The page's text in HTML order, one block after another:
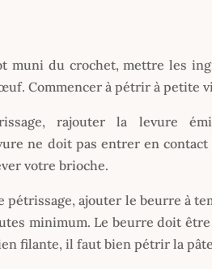
muni du crochet, mettre les
Commencer à pétrir à petite
rajouter la levure
ne doit pas entrer en contact
votre brioche.
pétrissage, ajouter le beurre à
minimum. Le beurre doit
filante, il faut bien pétrir la